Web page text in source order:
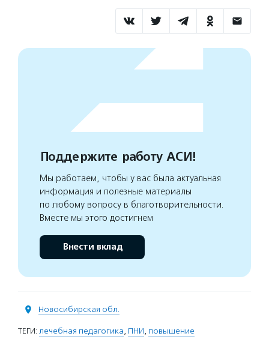
Поддержите работу АСИ!
Мы работаем, чтобы у вас была актуальная
информация и полезные материалы
по любому вопросу в благотворительности.
Вместе мы этого достигнем
Внести вклад
Новосибирская обл.
ТЕГИ: лечебная педагогика, ПНИ, повышение